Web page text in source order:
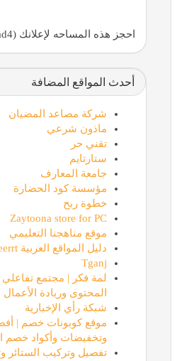
احجز هذه المساحه لإعلانك (ad4)
أحدث المواقع المضافة
شركة مصاعد المضيان
ماذون شرعي
تقني حر
ستارتايم
جامعة المعارف
مؤسسة كود الحضارة
خطوة ربح
Zaytoona store for PC
موقع مناهجنا التعليمي
دليل المواقع العربية eerrt
Tganj
لمة فكر | مجتمع
المحتوى وريادة الأعمال
شبكة رأي الإخبارية
موقع كوبونات خصم |
وتخفيضات وأكواد خصم
تفصيل وتركيب الستائر